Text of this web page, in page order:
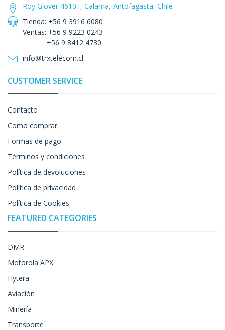
Roy Glover 4610, , Calama, Antofagasta, Chile
Tienda: +56 9 3916 6080
Ventas: +56 9 9223 0243
+56 9 8412 4730
info@trxtelecom.cl
CUSTOMER SERVICE
Contacto
Como comprar
Formas de pago
Términos y condiciones
Política de devoluciones
Política de privacidad
Política de Cookies
FEATURED CATEGORIES
DMR
Motorola APX
Hytera
Aviación
Minería
Transporte